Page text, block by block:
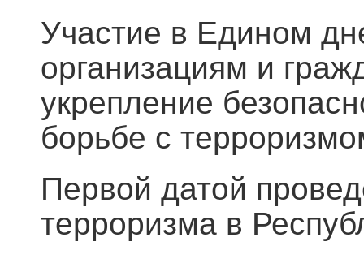
Участие в Едином
организациям и
укрепление
борьбе с
Первой датой
терроризма в